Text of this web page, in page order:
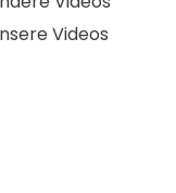
Videos